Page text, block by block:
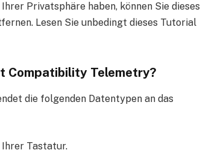
Privatsphäre haben, können Sie dieses
Lesen Sie unbedingt dieses Tutorial
Compatibility Telemetry?
die folgenden Datentypen an das
Ihrer Tastatur.